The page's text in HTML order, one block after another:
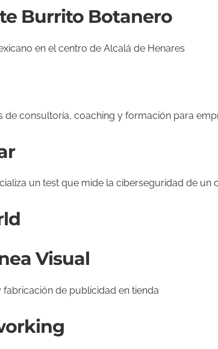
Burrito Botanero
en el centro de Alcalá de Henares
de consultoría, coaching y formación para
un test que mide la ciberseguridad de un
Visual
fabricación de publicidad en tienda